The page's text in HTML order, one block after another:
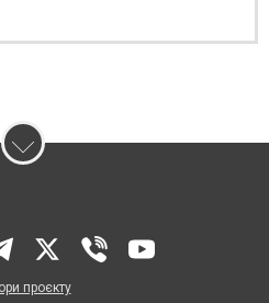
проєкту